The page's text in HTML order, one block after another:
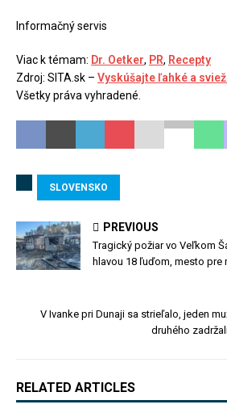
Informačný servis
Viac k témam: Dr. Oetker, PR, Recepty
Zdroj: SITA.sk – Vyskúšajte ľahké a
Všetky práva vyhradené.
SLOVENSKO
PREVIOUS
Tragický požiar vo Veľkom
hlavou 18 ľuďom, mesto
V Ivanke pri Dunaji sa strieľalo, jeden
druhého
RELATED ARTICLES